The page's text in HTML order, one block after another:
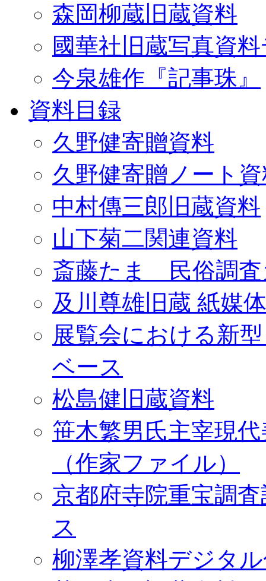
森岡柳蔵旧蔵資料
國華社旧蔵写真資
今泉雄作『記事珠』
資料目録
久野健寄贈資料
久野健寄贈ノート
中村傳三郎旧蔵資料
山下菊二関連資料
斎藤たま 民俗調査
及川尊雄旧蔵 紙媒
展覧会における新
ベース
松島健旧蔵資料
笹木繁男氏主宰現
（作家ファイル）
京都府寺院重宝調
ス
柳澤孝資料デジタ